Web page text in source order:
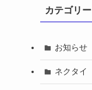
カテゴリー
お知らせ
ネクタイ